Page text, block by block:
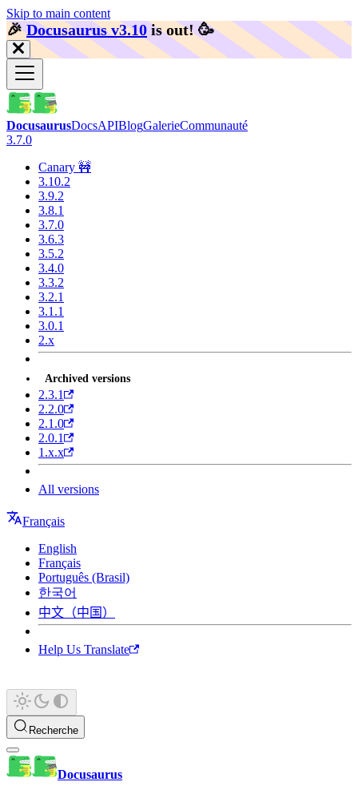
Skip to main content
🎉️Docusaurus v3.10 is out! 🥳️
DocusaurusDocsAPIBlogGalerieCommunauté
3.7.0
Canary 🚧
3.10.2
3.9.2
3.8.1
3.7.0
3.6.3
3.5.2
3.4.0
3.3.2
3.2.1
3.1.1
3.0.1
2.x
Archived versions
2.3.1
2.2.0
2.1.0
2.0.1
1.x.x
All versions
Français
English
Français
Português (Brasil)
한국어
中文（中国）
Help Us Translate
Recherche
Docusaurus